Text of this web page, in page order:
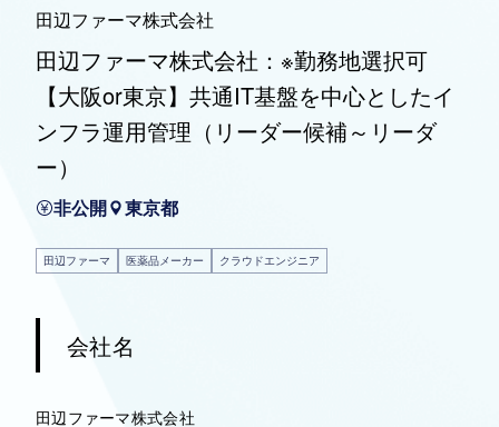
田辺ファーマ株式会社
田辺ファーマ株式会社：※勤務地選択可
【大阪or東京】共通IT基盤を中心としたイ
ンフラ運用管理（リーダー候補～リーダ
ー）
非公開 東京都
田辺ファーマ 医薬品メーカー クラウドエンジニア
会社名
田辺ファーマ株式会社